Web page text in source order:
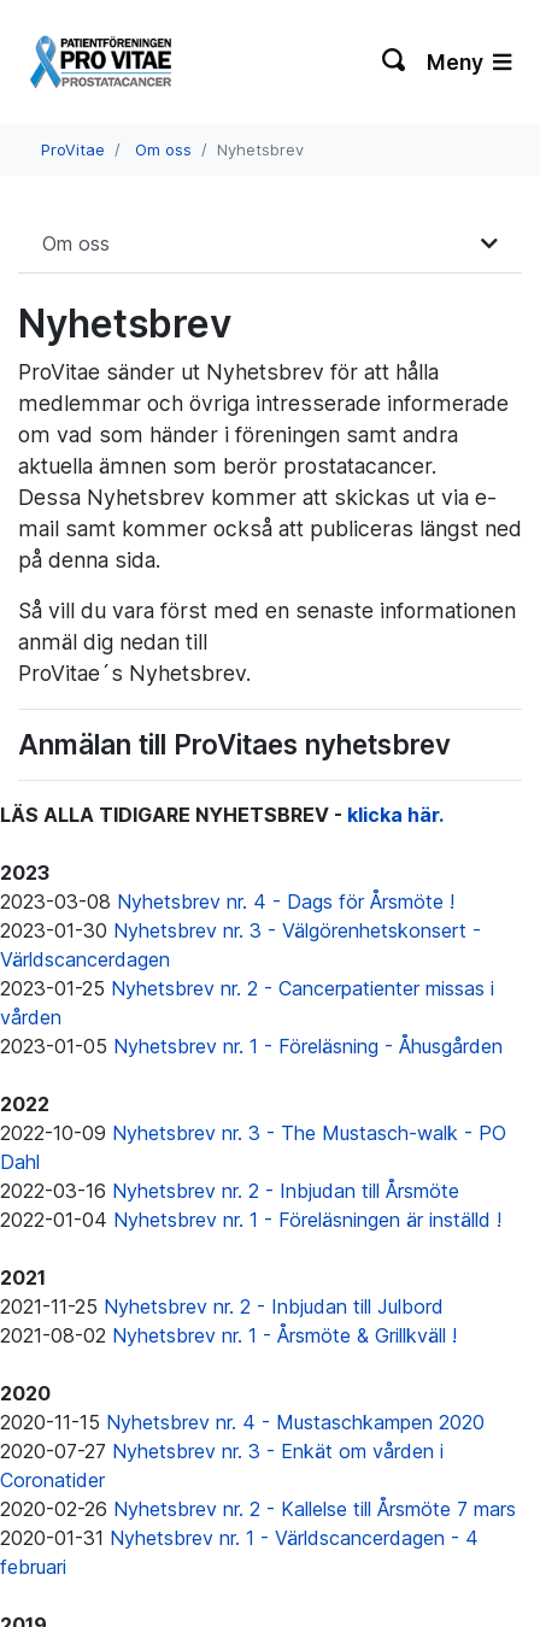
Meny
ProVitae Om oss Nyhetsbrev
Om oss
Nyhetsbrev
ProVitae sänder ut Nyhetsbrev för att hålla
medlemmar och övriga intresserade informerade
om vad som händer i föreningen samt andra
aktuella ämnen som berör prostatacancer.
Dessa Nyhetsbrev kommer att skickas ut via e-
mail samt kommer också att publiceras längst ned
på denna sida.
Så vill du vara först med en senaste informationen
anmäl dig nedan till
ProVitae´s Nyhetsbrev.
Anmälan till ProVitaes nyhetsbrev
LÄS ALLA TIDIGARE NYHETSBREV - klicka här.
2023
2023-03-08 Nyhetsbrev nr. 4 - Dags för Årsmöte !
2023-01-30 Nyhetsbrev nr. 3 - Välgörenhetskonsert -
Världscancerdagen
2023-01-25 Nyhetsbrev nr. 2 - Cancerpatienter missas i
vården
2023-01-05 Nyhetsbrev nr. 1 - Föreläsning - Åhusgården
2022
2022-10-09 Nyhetsbrev nr. 3 - The Mustasch-walk - PO
Dahl
2022-03-16 Nyhetsbrev nr. 2 - Inbjudan till Årsmöte
2022-01-04 Nyhetsbrev nr. 1 - Föreläsningen är inställd !
2021
2021-11-25 Nyhetsbrev nr. 2 - Inbjudan till Julbord
2021-08-02 Nyhetsbrev nr. 1 - Årsmöte & Grillkväll !
2020
2020-11-15 Nyhetsbrev nr. 4 - Mustaschkampen 2020
2020-07-27 Nyhetsbrev nr. 3 - Enkät om vården i
Coronatider
2020-02-26 Nyhetsbrev nr. 2 - Kallelse till Årsmöte 7 mars
2020-01-31 Nyhetsbrev nr. 1 - Världscancerdagen - 4
februari